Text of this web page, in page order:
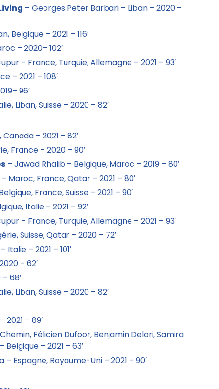
– Georges Peter Barbari – Liban – 2020 –
Belgique – 2021 – 116′
– 2020– 102′
– France, Turquie, Allemagne – 2021 – 93′
– 2021 – 108′
96′
Liban, Suisse – 2020 – 82′
– 2021 – 82′
France – 2020 – 90′
– Jawad Rhalib – Belgique, Maroc – 2019 – 80′
Maroc, France, Qatar – 2021 – 80′
France, Suisse – 2021 – 90′
Italie – 2021 – 92′
– France, Turquie, Allemagne – 2021 – 93′
Suisse, Qatar – 2020 – 72′
– 2021 – 101′
– 62′
68’
Liban, Suisse – 2020 – 82′
– 89′
Félicien Dufoor, Benjamin Delori, Samira
– 2021 – 63′
Espagne, Royaume-Uni – 2021 – 90′